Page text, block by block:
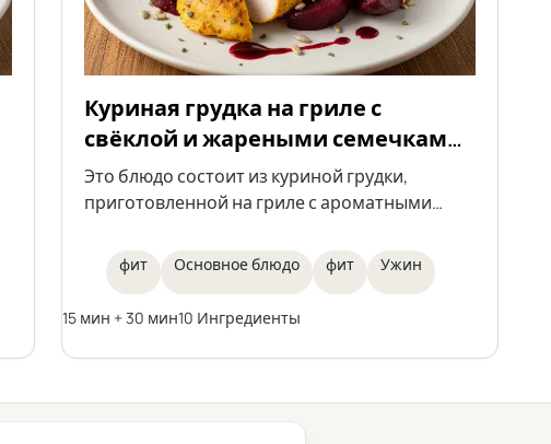
Куриная грудка на гриле с
свёклой и жареными семечками
подсолнечника
Это блюдо состоит из куриной грудки,
приготовленной на гриле с ароматными
семечками подсолнечника, а также
поливается малиновым бальзамическим
уксусом. Идеальный фит-обед, сочетающий
высокое содержание белка с лёгкостью
овощей и хрустом семян.
фит Основное блюдо фит Ужин
15 мин + 30 мин10 Ингредиенты